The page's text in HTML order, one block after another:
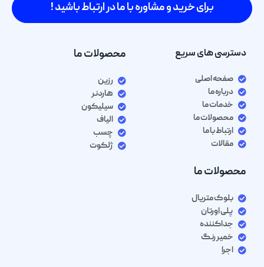
برای خرید و مشاوره با ما در ارتباط باشید !
دسترسی های سریع
صفحه اصلی
درباره ما
خدمات ما
محصولات ما
ارتباط با ما
مقالات
محصولات ما
رزین
هاردنر
سیلیکون
الیاف
چسب
ژلکوت
محصولات ما
بلوک متریال
پلی اورتان
جداکننده
خمیر رنگ
اجرا